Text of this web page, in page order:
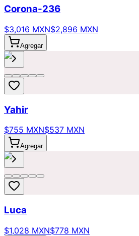
Corona-236
$3,016 MXN$2,896 MXN
Agregar
Yahir
$755 MXN$537 MXN
Agregar
Luca
$1,028 MXN$778 MXN